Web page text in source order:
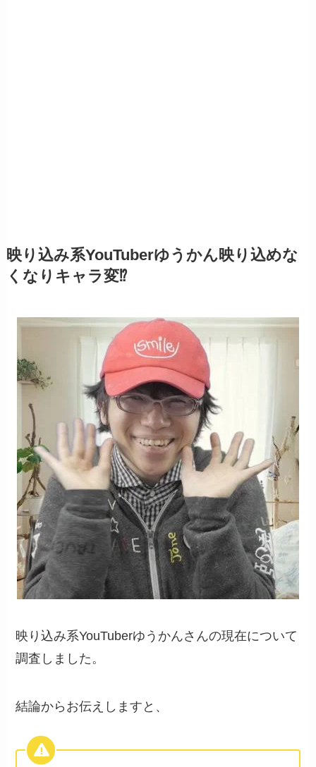
映り込み系YouTuberゆうかん映り込めな
くなりキャラ変⁉︎
映り込み系YouTuberゆうかんさんの現在について
調査しました。
結論からお伝えしますと、